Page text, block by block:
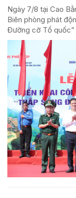
Ngày 7/8 tại Cao
Biên phòng phát
Đường cờ Tổ quốc”